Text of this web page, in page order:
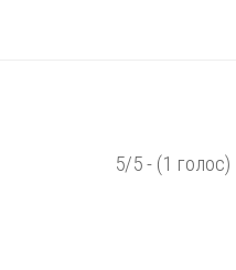
5/5 - (1 голос)